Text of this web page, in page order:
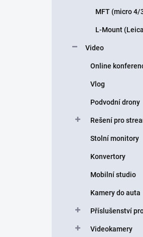
MFT (micro 4/
L-Mount
Video
Online
Vlog
Podvodní drony
Rešení pro
Stolní monitory
Konvertory
Mobilní studio
Kamery do auta
Příslušenství
Videokamery